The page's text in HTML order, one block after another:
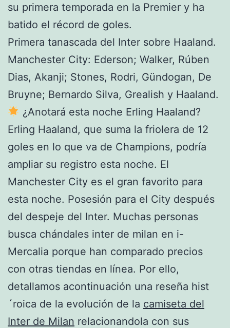
su primera temporada en la Premier y ha
batido el récord de goles.
Primera tanascada del Inter sobre Haaland.
Manchester City: Ederson; Walker, Rúben
Dias, Akanji; Stones, Rodri, Gündogan, De
Bruyne; Bernardo Silva, Grealish y Haaland.
¿Anotará esta noche Erling Haaland?
Erling Haaland, que suma la friolera de 12
goles en lo que va de Champions, podría
ampliar su registro esta noche. El
Manchester City es el gran favorito para
esta noche. Posesión para el City después
del despeje del Inter. Muchas personas
busca chándales inter de milan en i-
Mercalia porque han comparado precios
con otras tiendas en línea. Por ello,
detallamos acontinuación una reseña hist
´roica de la evolución de la camiseta del
Inter de Milan relacionandola con sus